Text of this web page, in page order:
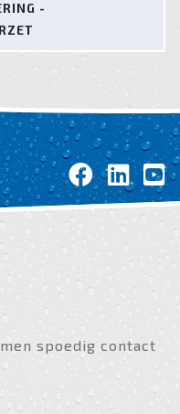
-
spoedig contact